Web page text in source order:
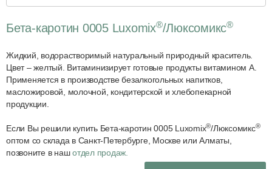
Бета-каротин 0005 Luxomix®/Люксомикс®
Жидкий, водорастворимый натуральный природный краситель.
Цвет – желтый. Витаминизирует готовые продукты витамином А.
Применяется в производстве безалкогольных напитков,
масложировой, молочной, кондитерской и хлебопекарной
продукции.
Если Вы решили купить Бета-каротин 0005 Luxomix®/Люксомикс®
оптом со склада в Санкт-Петербурге, Москве или Алматы,
позвоните в нашотдел продаж.